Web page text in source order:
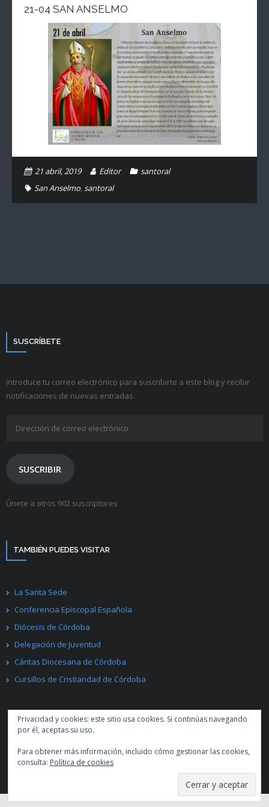
21-04 SAN ANSELMO
21 abril, 2019 Editor
santoral
San Anselmo,santoral
SUSCRÍBETE
Introduce tu correo electrónico para suscribirte a este blog y recibir
notificaciones de nuevas entradas.
electrónico
SUSCRIBIR
Únete a otros 902 suscriptores
TAMBIÉN PUEDES VISITAR
La Santa Sede
Conferencia Episcopal Española
Diócesis de Córdoba
Delegación de Juventud
Cáritas Diocesana de Córdoba
Cursillos de Cristiandad de Córdoba
Desarrollado porThink Up Themes Ltd. Creado conWordPress.
Privacidad y cookies: este sitio usa cookies. Si continúas navegando
por él, aceptas su uso.
Para obtener más información, incluido cómo gestionar las cookies,
consulta: Política de cookies